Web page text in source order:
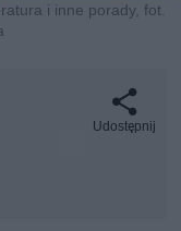
i inne porady, fot.
Udostępnij